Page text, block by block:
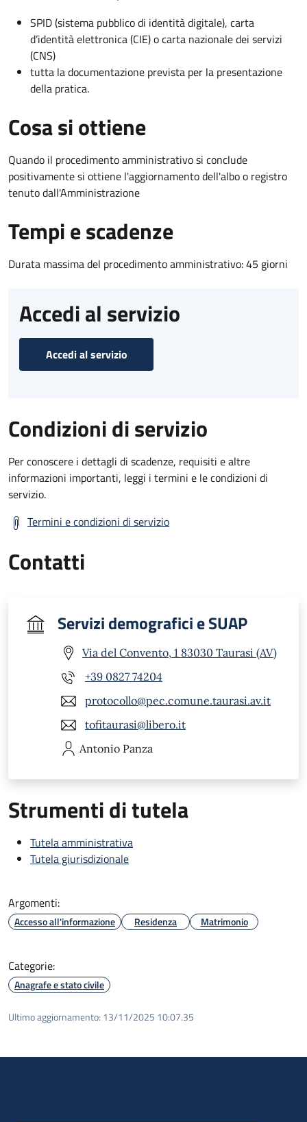
SPID (sistema pubblico di identità digitale), carta
d’identità elettronica (CIE) o carta nazionale dei servizi
(CNS)
tutta la documentazione prevista per la presentazione
della pratica.
Cosa si ottiene
Quando il procedimento amministrativo si conclude
positivamente si ottiene l'aggiornamento dell'albo o registro
tenuto dall'Amministrazione
Tempi e scadenze
Durata massima del procedimento amministrativo: 45 giorni
Accedi al servizio
Accedi al servizio
Condizioni di servizio
Per conoscere i dettagli di scadenze, requisiti e altre
informazioni importanti, leggi i termini e le condizioni di
servizio.
Termini e condizioni di servizio
Contatti
Servizi demografici e SUAP
Via del Convento, 1 83030 Taurasi (AV)
+39 0827 74204
protocollo@pec.comune.taurasi.av.it
tofitaurasi@libero.it
Antonio Panza
Strumenti di tutela
Tutela amministrativa
Tutela giurisdizionale
Argomenti:
Accesso all'informazione Residenza Matrimonio
Categorie:
Anagrafe e stato civile
Ultimo aggiornamento: 13/11/2025 10:07.35